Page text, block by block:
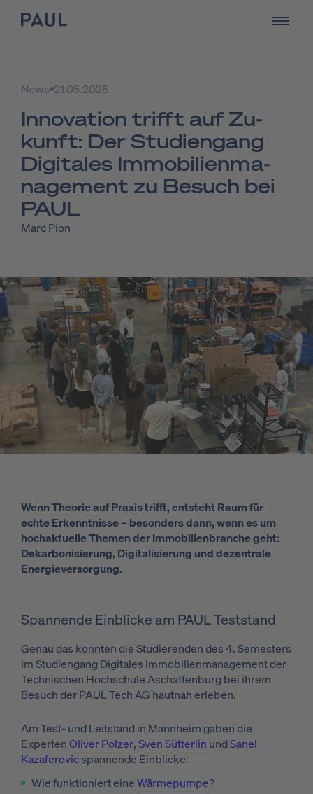
zur Startseite - PAUL Tech öffnen
News 21.05.2025
In­no­va­ti­on trifft auf Zu­
kunft: Der Stu­di­en­gang
Di­gi­ta­les Im­mo­bi­li­en­ma­
nage­ment zu Be­such bei
PAUL
Marc Pion
Wenn Theorie auf Praxis trifft, entsteht Raum für
echte Erkenntnisse – besonders dann, wenn es um
hochaktuelle Themen der Immobilienbranche geht:
Dekarbonisierung, Digitalisierung und dezentrale
Energieversorgung.
Spannende Einblicke am PAUL Teststand
Genau das konnten die Studierenden des 4. Semesters
im Studiengang Digitales Immobilienmanagement der
Technischen Hochschule Aschaffenburg bei ihrem
Besuch der PAUL Tech AG hautnah erleben.
Am Test- und Leitstand in Mannheim gaben die
ExpertenOliver Polzer,Sven Sütterlin undSanel
Kazaferovicspannende Einblicke:
Wie funktioniert eineWärmepumpe?